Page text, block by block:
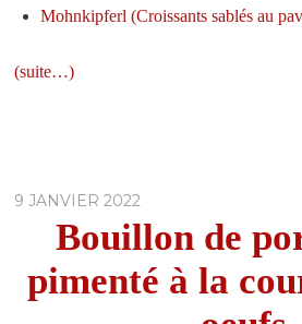
Mohnkipferl (Croissants sablés au
(suite…)
9 JANVIER 2022
Bouillon de
pimenté à la